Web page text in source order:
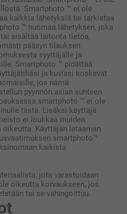
Smartphoto ™ ei ole
kaikkia lähetyksiä tai tarkistaa
™ huomaa lähetyksen, joka
sisältää laitonta tietoa,
pääsyn tilauksen
syyttäjälle ja
Smartphoto ™ pidättää
ja kuviasi koskevat
jos nämä
pyynnön asian suhteen
smartphoto ™ ei ole
tästä. Lisäksi käyttäjä
ei loukkaa muiden
Käyttäjän lataaman
smartphoto™
kaikista
jota varastoidaan
oikeutta korvaukseen, jos
tai se vahingoittuu.